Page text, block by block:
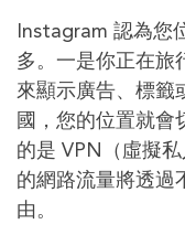
Instagram 認為您
多。一是你正在旅
來顯示廣告、標籤
國，您的位置就會
的是 VPN（虛擬
的網路流量將透過
由。